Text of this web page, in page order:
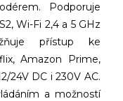
Podporuje
Wi-Fi 2,4 a 5 GHz
přístup ke
Amazon Prime,
24V DC i 230V AC.
a možností